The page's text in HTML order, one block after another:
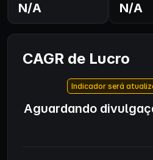
N/A N/A
CAGR de Lucro
Indicador será
Aguardando